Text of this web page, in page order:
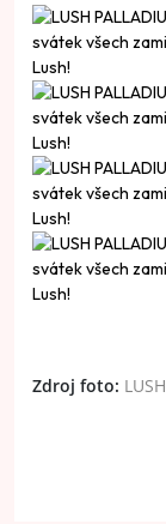
Zdroj foto: LUSH